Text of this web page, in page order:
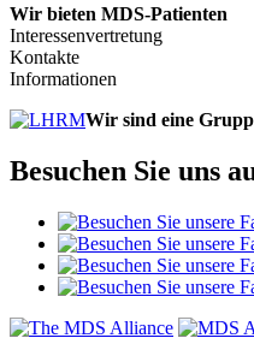
Wir bieten MDS-Patienten
Interessenvertretung
Kontakte
Informationen
Wir sind eine
Besuchen Sie uns